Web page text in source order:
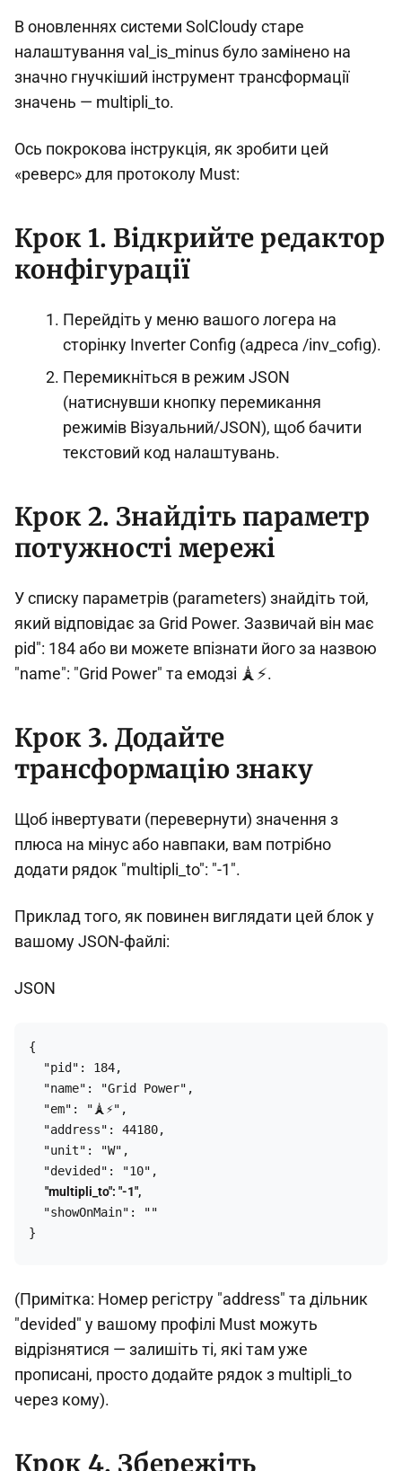
В оновленнях системи SolCloudy старе
налаштування val_is_minus було замінено на
значно гнучкіший інструмент трансформації
значень — multipli_to.
Ось покрокова інструкція, як зробити цей
«реверс» для протоколу Must:
Крок 1. Відкрийте редактор
конфігурації
Перейдіть у меню вашого логера на
сторінку Inverter Config (адреса /inv_cofig).
Перемикніться в режим JSON
(натиснувши кнопку перемикання
режимів Візуальний/JSON), щоб бачити
текстовий код налаштувань.
Крок 2. Знайдіть параметр
потужності мережі
У списку параметрів (parameters) знайдіть той,
який відповідає за Grid Power. Зазвичай він має
pid": 184 або ви можете впізнати його за назвою
"name": "Grid Power" та емодзі 🗼⚡.
Крок 3. Додайте
трансформацію знаку
Щоб інвертувати (перевернути) значення з
плюса на мінус або навпаки, вам потрібно
додати рядок "multipli_to": "-1".
Приклад того, як повинен виглядати цей блок у
вашому JSON-файлі:
JSON
{
  "pid": 184,
  "name": "Grid Power",
  "em": "🗼⚡",
  "address": 44180,
  "unit": "W",
      "multipli_to": "-1",
  "showOnMain": ""
(Примітка: Номер регістру "address" та дільник
"devided" у вашому профілі Must можуть
відрізнятися — залишіть ті, які там уже
прописані, просто додайте рядок з multipli_to
через кому).
Крок 4. Збережіть